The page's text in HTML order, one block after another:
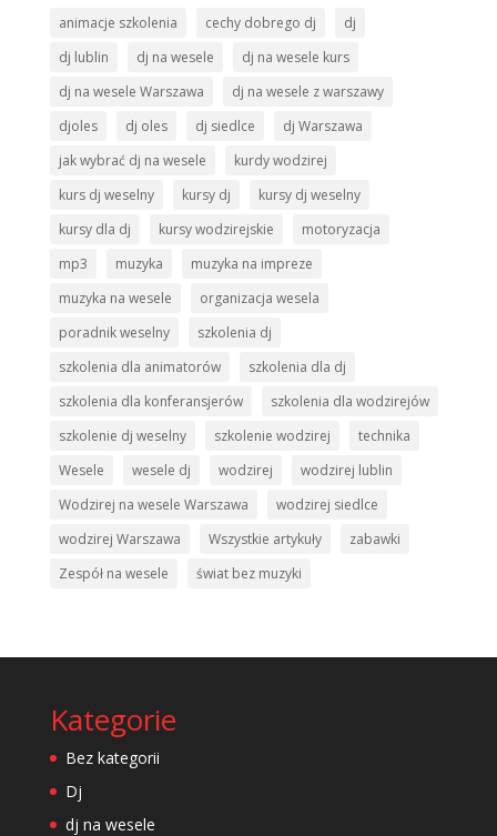
animacje szkolenia cechy dobrego dj
dj
dj lublin
dj na wesele
dj na wesele kurs
dj na wesele Warszawa
dj na wesele z warszawy
djoles
dj oles dj siedlce
dj Warszawa
jak wybrać dj na wesele
kurdy wodzirej
kurs dj weselny
kursy dj
kursy dj weselny
kursy dla dj
kursy wodzirejskie
motoryzacja
mp3
muzyka
muzyka na impreze
muzyka na wesele
organizacja wesela
poradnik weselny
szkolenia dj
szkolenia dla animatorów
szkolenia dla dj
szkolenia dla konferansjerów
szkolenia dla wodzirejów
szkolenie dj weselny
szkolenie wodzirej
technika
Wesele
wesele dj wodzirej
wodzirej lublin
Wodzirej na wesele Warszawa
wodzirej siedlce
wodzirej Warszawa
Wszystkie artykuły
zabawki
Zespół na wesele
świat bez muzyki
Kategorie
Bez kategorii
Dj
dj na wesele